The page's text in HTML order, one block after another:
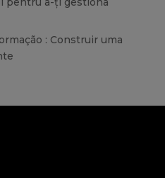
: Construir uma